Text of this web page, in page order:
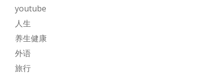
youtube
人生
养生健康
外语
旅行